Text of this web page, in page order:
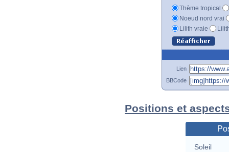
Thème tropical
Noeud nord vrai
Lilith vraie
Lien
BBCode
Positions et
Soleil